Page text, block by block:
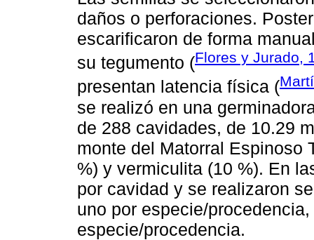
daños o perforaciones.
escarificaron de forma
su tegumento (Flores y Jurado,
presentan latencia física (
se realizó en una
de 288 cavidades, de 10.29
monte del Matorral Espinoso
%) y vermiculita (10 %). En
por cavidad y se realizaron
uno por especie/
especie/procedencia.